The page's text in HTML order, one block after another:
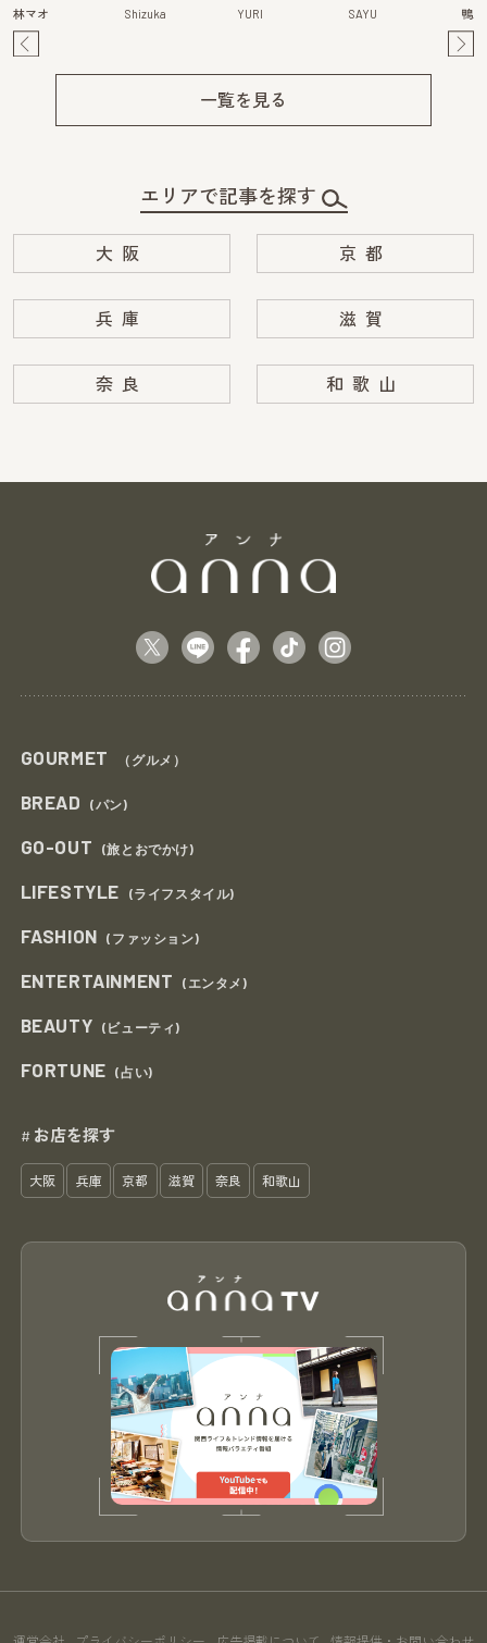
林マオ Shizuka YURI SAYU 鴨
一覧を見る
エリアで記事を探す
大阪 京都
兵庫 滋賀
奈良 和歌山
GOURMET （グルメ）
BREAD (パン)
GO-OUT (旅とおでかけ)
LIFESTYLE (ライフスタイル)
FASHION (ファッション)
ENTERTAINMENT (エンタメ)
BEAUTY (ビューティ)
FORTUNE (占い)
# お店を探す
大阪 兵庫 京都 滋賀 奈良 和歌山